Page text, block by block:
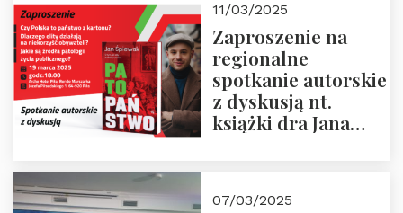
i prof.
Krasnodębski
11/03/2025
Zaproszenie na
regionalne
spotkanie autorskie
z dyskusją nt.
książki dra Jana
07/03/2025